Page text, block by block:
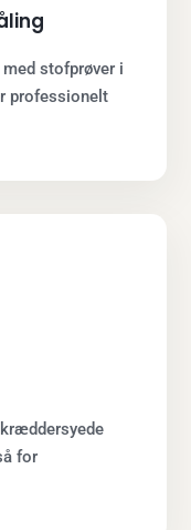
stofprøver i
professionelt
for